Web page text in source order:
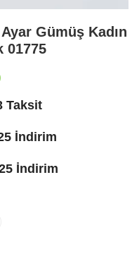
Gümüş Kadın
01775
Taksit
İndirim
İndirim